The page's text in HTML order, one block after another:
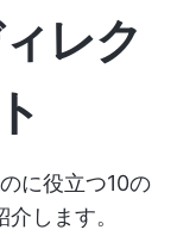
レク
に役立つ10の
します。